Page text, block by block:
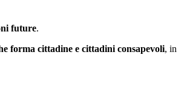
future.
forma cittadine e cittadini consapevoli, in